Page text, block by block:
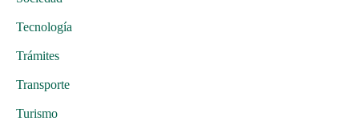
Tecnología
Trámites
Transporte
Turismo